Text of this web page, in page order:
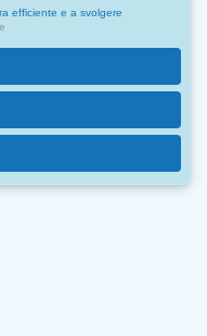
efficiente e a svolgere